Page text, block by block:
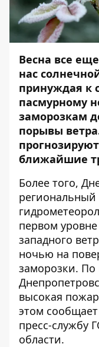
Весна все
нас
принуждая к
пасмурному
заморозкам
порывы
ближайшие
Более того,
региональный
первом
западного
ночью на
заморозки. По
высокая
этом сообщает
пресс-службу
области.